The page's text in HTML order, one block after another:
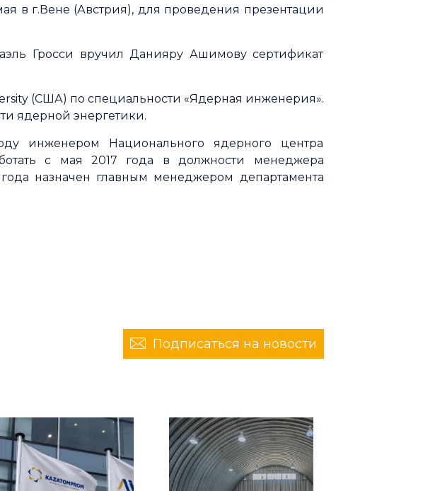
в г.Вене (Австрия), для проведения презентации
Гросси вручил Данияру Ашимову сертификат
(США) по специальности «Ядерная инженерия».
ядерной энергетики.
инженером Национального ядерного центра
с мая 2017 года в должности менеджера
назначен главным менеджером департамента
Подписаться на новости